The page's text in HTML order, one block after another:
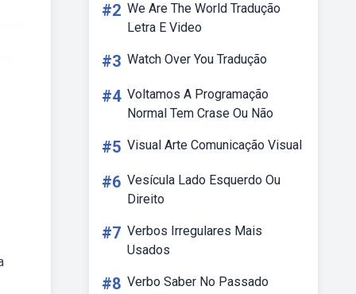
#2 We Are The World Tradução
Letra E Video
#3 Watch Over You Tradução
#4 Voltamos A Programação
Normal Tem Crase Ou Não
#5 Visual Arte Comunicação Visual
#6 Vesícula Lado Esquerdo Ou
Direito
#7 Verbos Irregulares Mais
Usados
#8 Verbo Saber No Passado